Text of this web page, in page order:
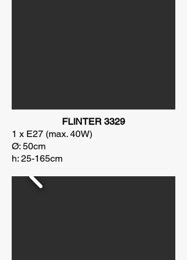
FLINTER 3329
1 x E27 (max. 40W)
Ø: 50cm
h: 25-165cm